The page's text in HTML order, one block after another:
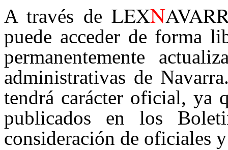
A través de LEXN
puede acceder de forma
permanentemente
administrativas de
tendrá carácter oficial, ya
publicados en los
consideración de oficiales